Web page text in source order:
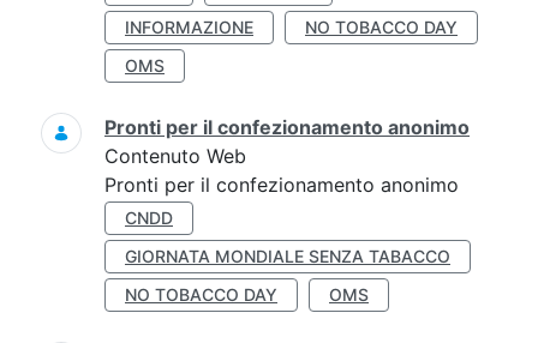
INFORMAZIONE
NO TOBACCO DAY
OMS
Pronti per il confezionamento anonimo
Contenuto Web
Pronti per il confezionamento anonimo
CNDD
GIORNATA MONDIALE SENZA TABACCO
NO TOBACCO DAY
OMS